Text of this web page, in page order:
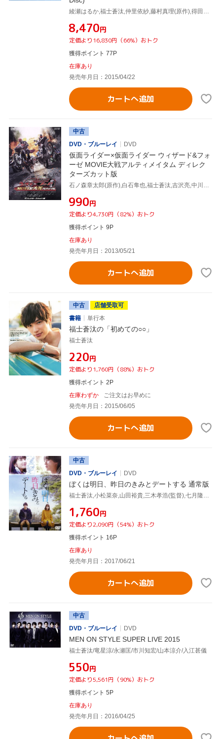
¥8,470円
定価より16,830円（66%）おトク
獲得ポイント 77P
在庫あり
発売年月日：2015/04/22
カートへ追加
中古
DVD・ブルーレイ
DVD
仮面ライダー×仮面ライダー ウィザード&フォ
ーゼ MOVIE大戦アルティメイタム ディレク
ターズカット版
¥990円
定価より4,730円（82%）おトク
獲得ポイント 9P
在庫あり
発売年月日：2013/05/21
カートへ追加
中古
店舗受取可
書籍
単行本
福士蒼汰の「初めての○○」
福士蒼汰
¥220円
定価より1,760円（88%）おトク
獲得ポイント 2P
在庫わずか
ご注文はお早めに
発売年月日：2015/06/05
カートへ追加
中古
DVD・ブルーレイ
DVD
ぼくは明日、昨日のきみとデートする 通常版
¥1,760円
定価より2,090円（54%）おトク
獲得ポイント 16P
在庫あり
発売年月日：2017/06/21
カートへ追加
中古
DVD・ブルーレイ
DVD
MEN ON STYLE SUPER LIVE 2015
福士蒼汰/竜星涼/永瀬匡/市川知宏/山本涼介/入江甚儀
¥550円
定価より5,561円（90%）おトク
獲得ポイント 5P
在庫あり
発売年月日：2016/04/25